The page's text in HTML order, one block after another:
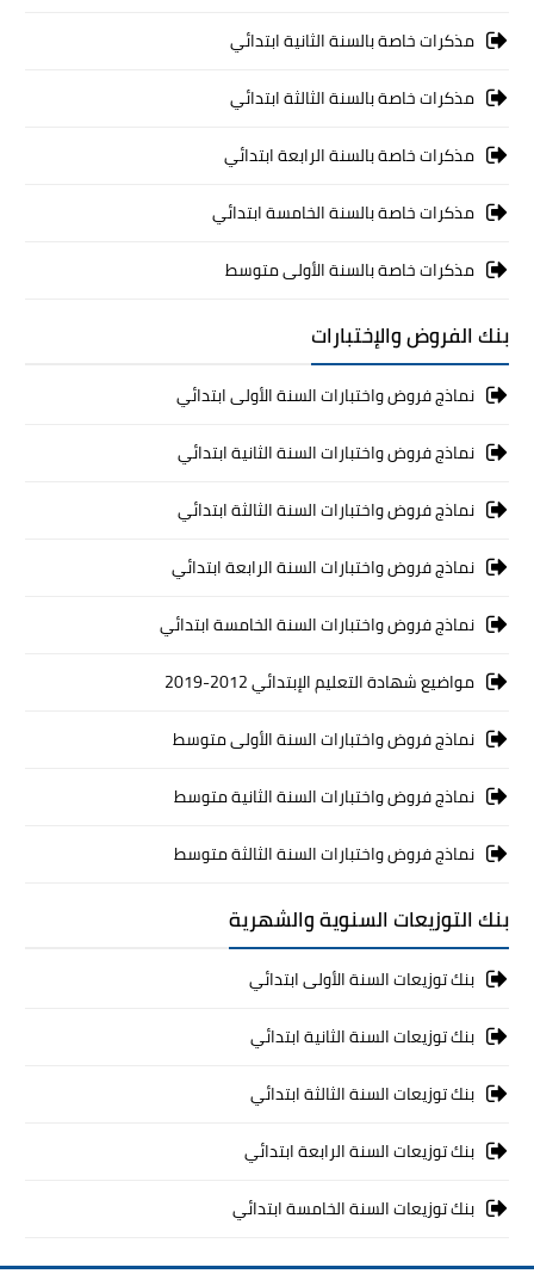
مذكرات خاصة بالسنة الثانية ابتدائي
مذكرات خاصة بالسنة الثالثة ابتدائي
مذكرات خاصة بالسنة الرابعة ابتدائي
مذكرات خاصة بالسنة الخامسة ابتدائي
مذكرات خاصة بالسنة الأولى متوسط
بنك الفروض والإختبارات
نماذج فروض واختبارات السنة الأولى ابتدائي
نماذج فروض واختبارات السنة الثانية ابتدائي
نماذج فروض واختبارات السنة الثالثة ابتدائي
نماذج فروض واختبارات السنة الرابعة ابتدائي
نماذج فروض واختبارات السنة الخامسة ابتدائي
مواضيع شهادة التعليم الإبتدائي 2012-2019
نماذج فروض واختبارات السنة الأولى متوسط
نماذج فروض واختبارات السنة الثانية متوسط
نماذج فروض واختبارات السنة الثالثة متوسط
بنك التوزيعات السنوية والشهرية
بنك توزيعات السنة الأولى ابتدائي
بنك توزيعات السنة الثانية ابتدائي
بنك توزيعات السنة الثالثة ابتدائي
بنك توزيعات السنة الرابعة ابتدائي
بنك توزيعات السنة الخامسة ابتدائي